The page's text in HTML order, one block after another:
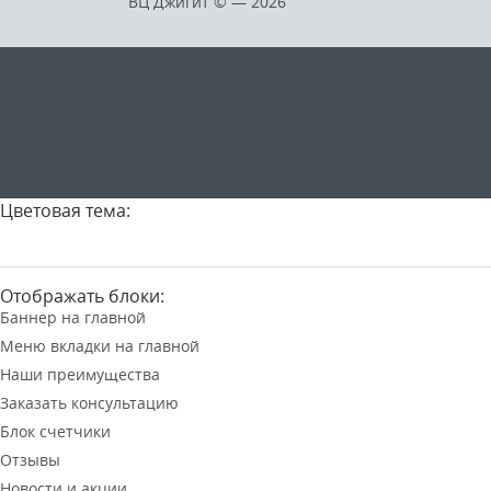
Цветовая тема:
Отображать блоки:
Баннер на главной
Меню вкладки на главной
Наши преимущества
Заказать консультацию
Блок счетчики
Отзывы